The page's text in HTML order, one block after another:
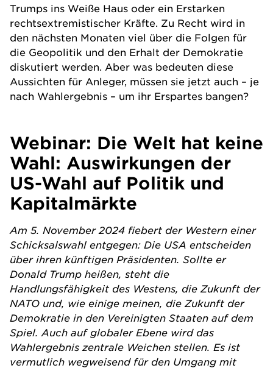
Trumps ins Weiße Haus oder ein Erstarken
rechtsextremistischer Kräfte. Zu Recht wird in
den nächsten Monaten viel über die Folgen für
die Geopolitik und den Erhalt der Demokratie
diskutiert werden. Aber was bedeuten diese
Aussichten für Anleger, müssen sie jetzt auch – je
nach Wahlergebnis – um ihr Erspartes bangen?
Webinar: Die Welt hat keine
Wahl: Auswirkungen der
US-Wahl auf Politik und
Kapitalmärkte
Am 5. November 2024 fiebert der Western einer
Schicksalswahl entgegen: Die USA entscheiden
über ihren künftigen Präsidenten. Sollte er
Donald Trump heißen, steht die
Handlungsfähigkeit des Westens, die Zukunft der
NATO und, wie einige meinen, die Zukunft der
Demokratie in den Vereinigten Staaten auf dem
Spiel. Auch auf globaler Ebene wird das
Wahlergebnis zentrale Weichen stellen. Es ist
vermutlich wegweisend für den Umgang mit